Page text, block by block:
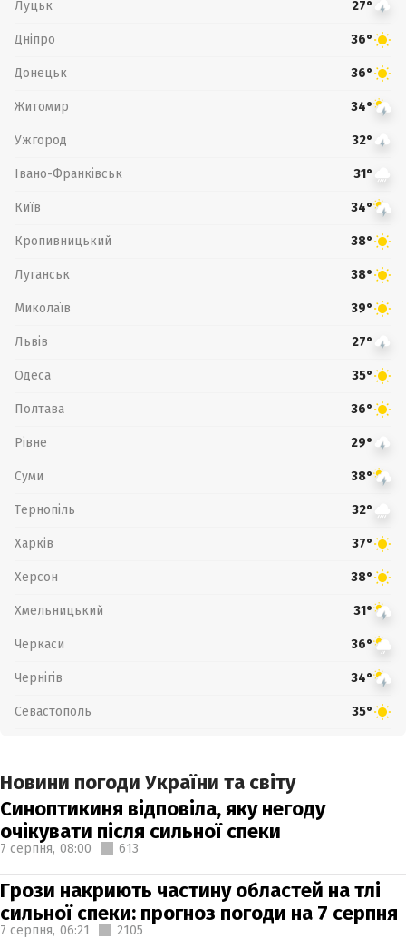
Луцьк 27°
Дніпро 36°
Донецьк 36°
Житомир 34°
Ужгород 32°
Івано-Франківськ 31°
Київ 34°
Кропивницький 38°
Луганськ 38°
Миколаїв 39°
Львів 27°
Одеса 35°
Полтава 36°
Рівне 29°
Суми 38°
Тернопіль 32°
Харків 37°
Херсон 38°
Хмельницький 31°
Черкаси 36°
Чернігів 34°
Севастополь 35°
Новини погоди України та світу
Синоптикиня відповіла, яку негоду
очікувати після сильної спеки
7 серпня, 08:00 613
Грози накриють частину областей на тлі
сильної спеки: прогноз погоди на 7 серпня
7 серпня, 06:21 2105